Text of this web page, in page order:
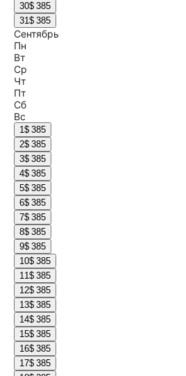
30$ 385
31$ 385
Сентябрь
Пн
Вт
Ср
Чт
Пт
Сб
Вс
1$ 385
2$ 385
3$ 385
4$ 385
5$ 385
6$ 385
7$ 385
8$ 385
9$ 385
10$ 385
11$ 385
12$ 385
13$ 385
14$ 385
15$ 385
16$ 385
17$ 385